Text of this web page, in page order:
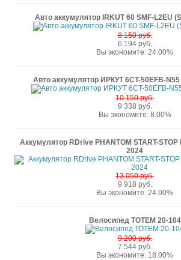
Авто аккумулятор IRKUT 60 SMF-L2EU
8 150 руб.
6 194 руб.
Вы экономите: 24.00%
Авто аккумулятор ИРКУТ 6CT-50EFB-
10 150 руб.
9 338 руб.
Вы экономите: 8.00%
Аккумулятор RDrive PHANTOM START-STOP
2024
13 050 руб.
9 918 руб.
Вы экономите: 24.00%
Велосипед ТОТЕМ 20-104
9 200 руб.
7 544 руб.
Вы экономите: 18.00%